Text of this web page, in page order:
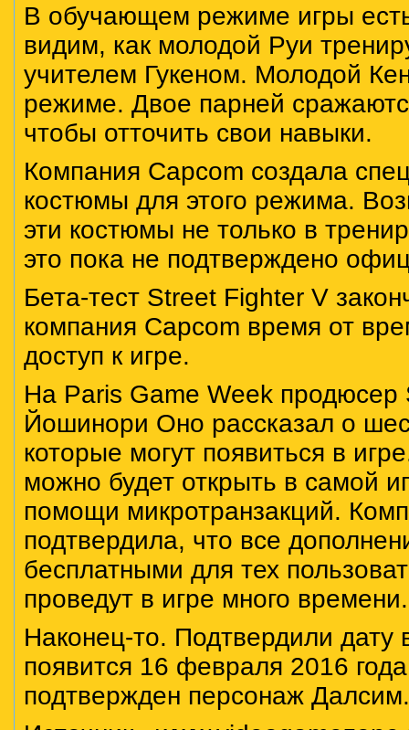
В обучающем режиме игры
видим, как молодой Руи
учителем Гукеном. Молодой
режиме. Двое парней
чтобы отточить свои навыки.
Компания Capcom создала
костюмы для этого режима.
эти костюмы не только в
это пока не подтверждено
Бета-тест Street Fighter V
компания Capcom время от
доступ к игре.
На Paris Game Week продюсер
Йошинори Оно рассказал о
которые могут появиться в
можно будет открыть в самой
помощи микротранзакций.
подтвердила, что все
бесплатными для тех
проведут в игре много времени.
Наконец-то. Подтвердили дату
появится 16 февраля 2016
подтвержден персонаж Далсим.